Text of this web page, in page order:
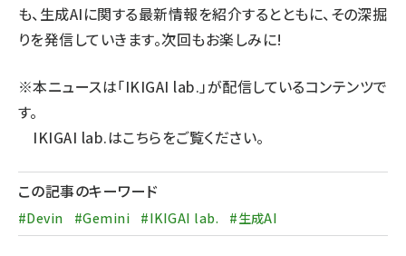
も、生成AIに関する最新情報を紹介するとともに、その深掘
りを発信していきます。次回もお楽しみに!
※本ニュースは「IKIGAI lab.」が配信しているコンテンツで
す。
IKIGAI lab.はこちらをご覧ください。
この記事のキーワード
#Devin #Gemini #IKIGAI lab. #生成AI